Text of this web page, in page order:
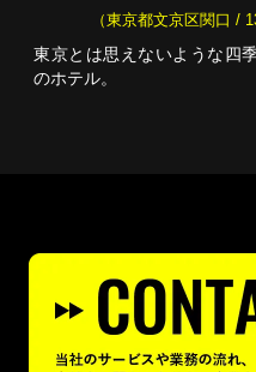
（東京都文京区関口 /
東京とは思えないような四
のホテル。